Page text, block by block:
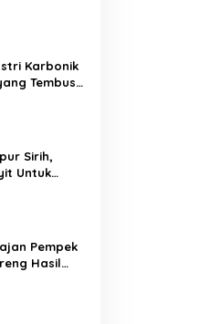
Karbonik
Tembus
Sirih,
Untuk
Orf
Pempek
Hasil